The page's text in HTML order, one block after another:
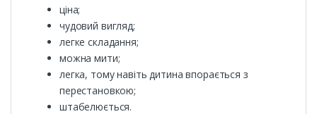
ціна;
чудовий вигляд;
легке складання;
можна мити;
легка, тому навіть дитина впорається з
перестановкою;
штабелюється.